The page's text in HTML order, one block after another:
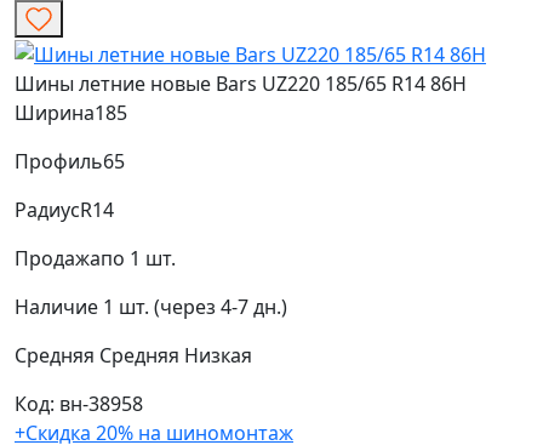
Шины летние новые Bars UZ220 185/65 R14 86H
Ширина185
Профиль65
РадиусR14
Продажапо 1 шт.
Наличие 1 шт. (через 4-7 дн.)
Средняя Средняя Низкая
Код: вн-38958
+Скидка 20% на шиномонтаж